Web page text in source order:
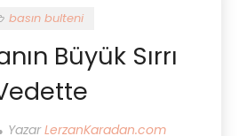
basın bulteni
Büyük Sırrı
Yazar LerzanKaradan.com